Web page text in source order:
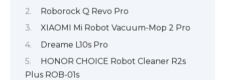
Roborock Q Revo Pro
XIAOMI Mi Robot Vacuum-Mop 2 Pro
Dreame L10s Pro
HONOR CHOICE Robot Cleaner R2s
Plus ROB-01s